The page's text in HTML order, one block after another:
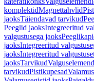
komplektidMagnettahvlid
jaoksTäiendavad tarvikud
Peeglid jaoksIntegreeritud
valgustusega jaoks
jaoksIntegreeritud
jaoksIntegreeritud
jaoksTarvikud
tarvikudPistikupesad